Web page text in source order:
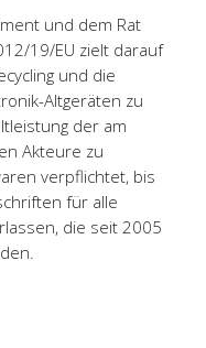
und dem Rat
19/EU zielt darauf
und die
Altgeräten zu
der am
Akteure zu
verpflichtet, bis
für alle
die seit 2005